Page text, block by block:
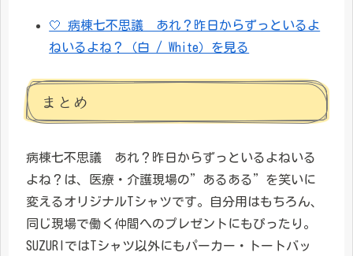
🤍 病棟七不思議 あれ？昨日からずっといるよ
ねいるよね？（白 / White）を見る
まとめ
病棟七不思議 あれ？昨日からずっといるよねいる
よね？は、医療・介護現場の”あるある”を笑いに
変えるオリジナルTシャツです。自分用はもちろん、
同じ現場で働く仲間へのプレゼントにもぴったり。
SUZURIではTシャツ以外にもパーカー・トートバッ